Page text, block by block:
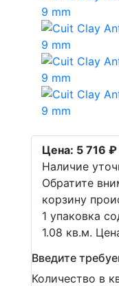
Цена: 5 716
Наличие
Обратите
корзину
1 упаковка
1.08 кв.м.
Введите
Количество в